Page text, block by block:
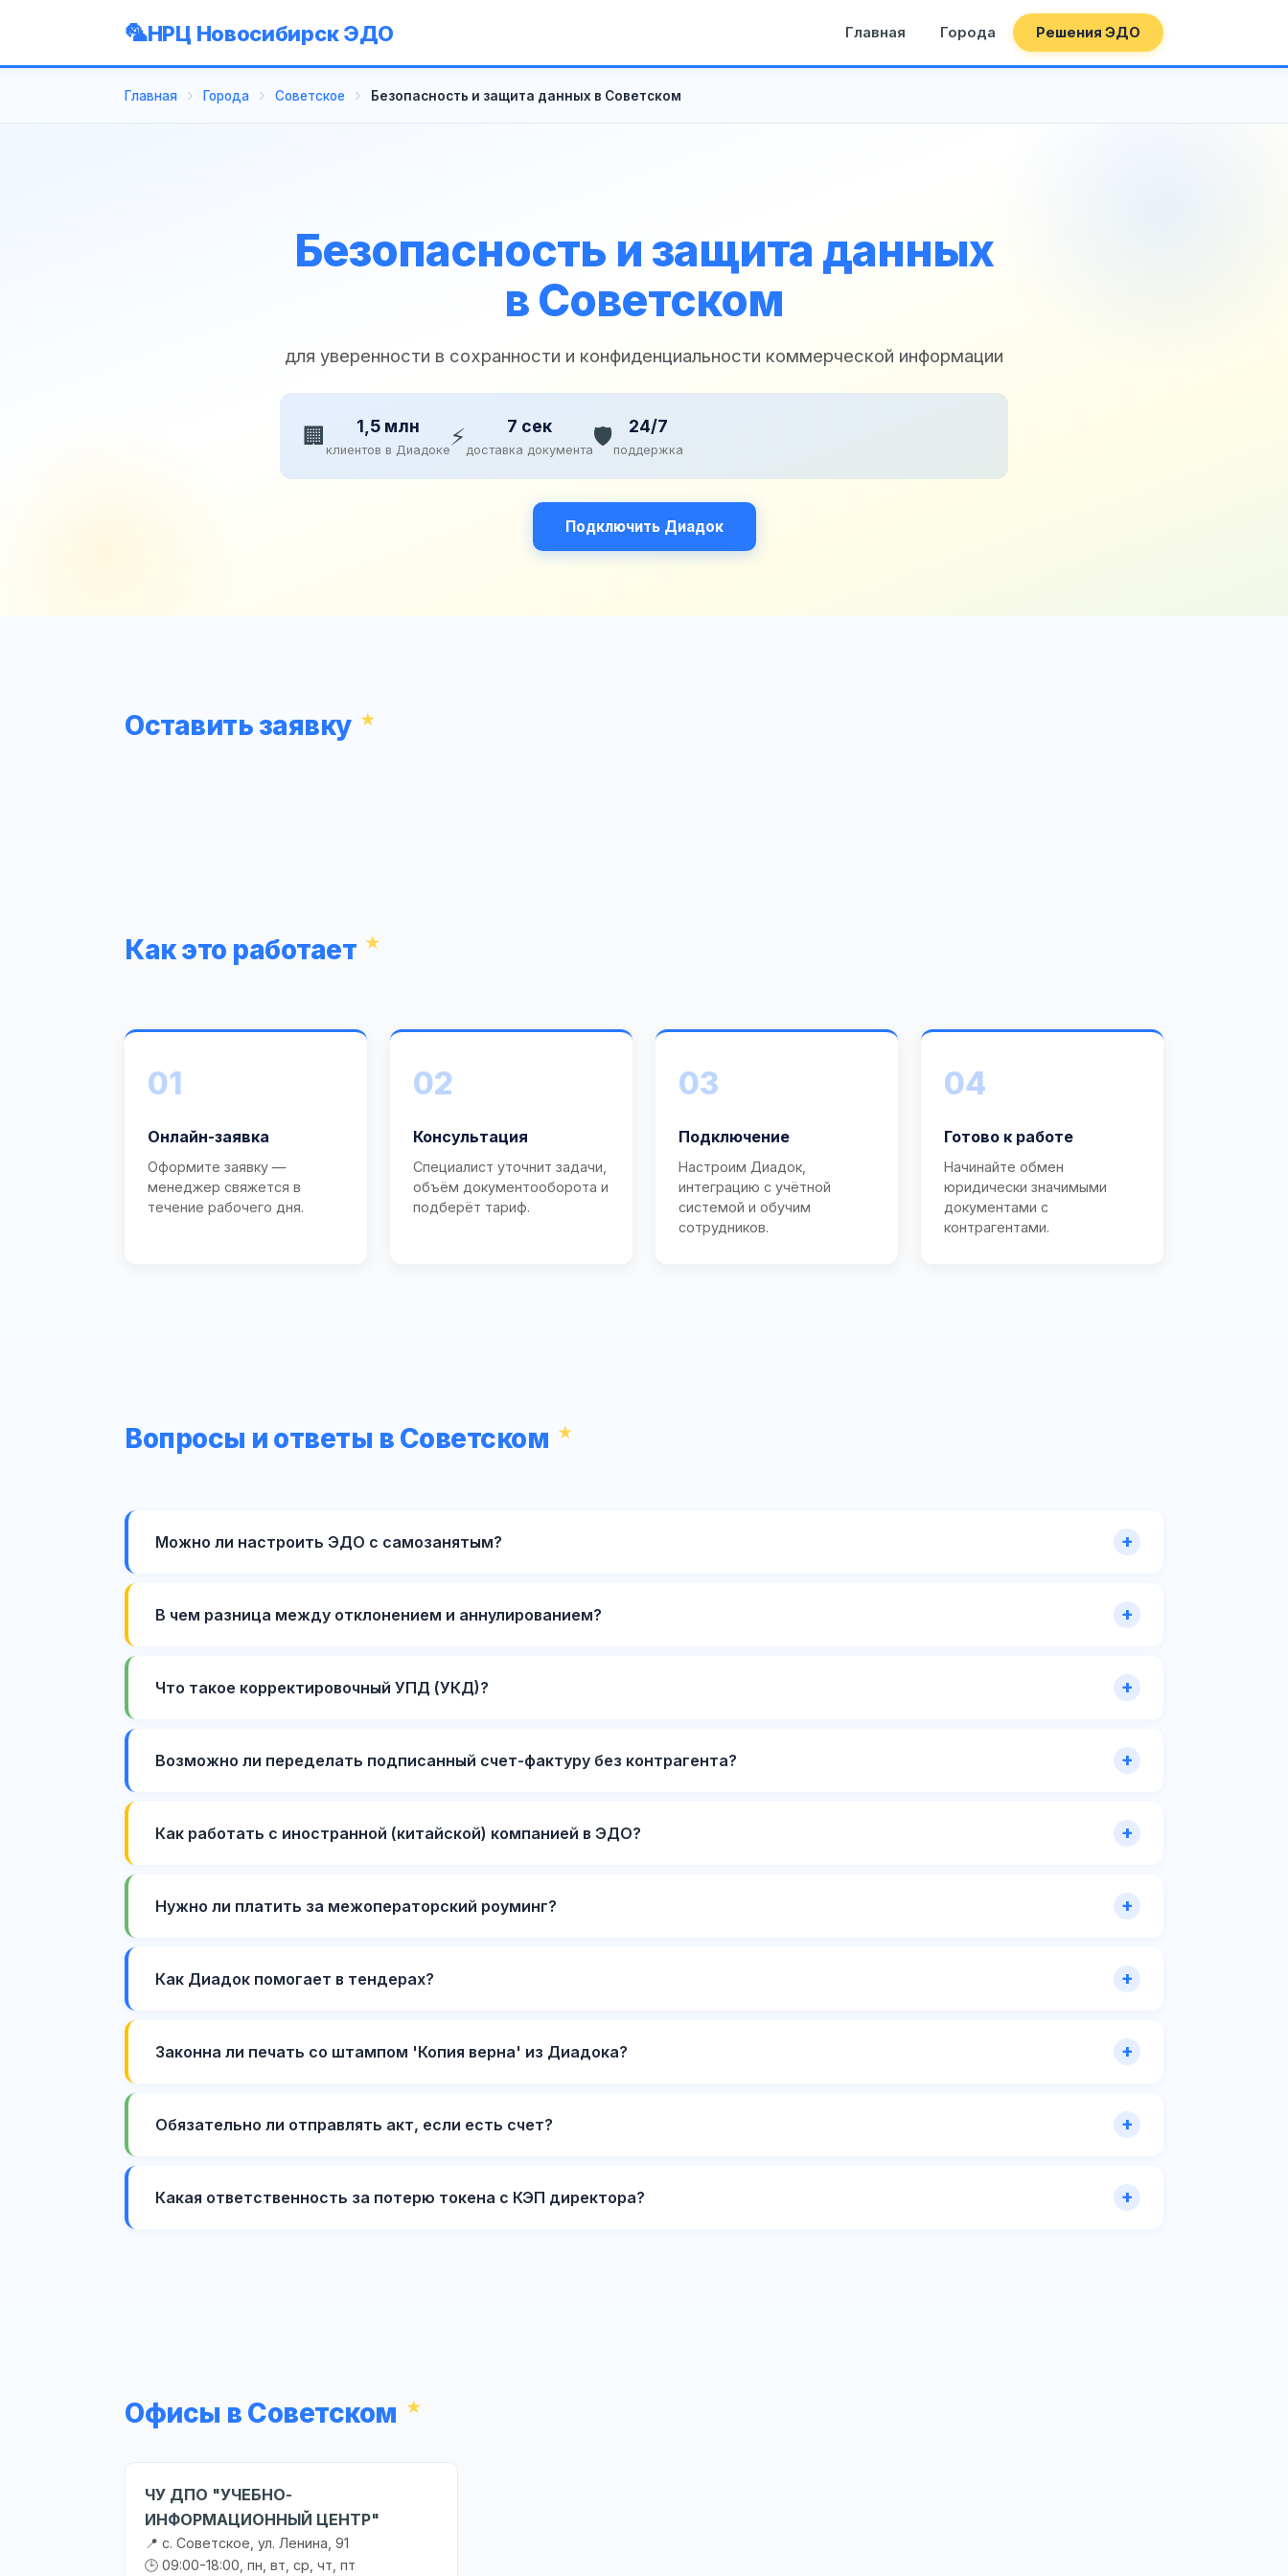
НРЦ Новосибирск ЭДО Главная Города Решения ЭДО
Главная Города Советское Безопасность и защита данных в Советском
Безопасность и защита данных
в Советском
для уверенности в сохранности и конфиденциальности коммерческой информации
🏢 1,5 млн
клиентов в Диадоке ⚡ 7 сек
доставка документа🛡️ 24/7
поддержка
Подключить Диадок
Оставить заявку
Как это работает
01
Онлайн-заявка
Оформите заявку —
менеджер свяжется в
течение рабочего дня.
02
Консультация
Специалист уточнит задачи,
объём документооборота и
подберёт тариф.
03
Подключение
Настроим Диадок,
интеграцию с учётной
системой и обучим
сотрудников.
04
Готово к работе
Начинайте обмен
юридически значимыми
документами с
контрагентами.
Вопросы и ответы в Советском
Можно ли настроить ЭДО с самозанятым?
В чем разница между отклонением и аннулированием?
Что такое корректировочный УПД (УКД)?
Возможно ли переделать подписанный счет-фактуру без контрагента?
Как работать с иностранной (китайской) компанией в ЭДО?
Нужно ли платить за межоператорский роуминг?
Как Диадок помогает в тендерах?
Законна ли печать со штампом 'Копия верна' из Диадока?
Обязательно ли отправлять акт, если есть счет?
Какая ответственность за потерю токена с КЭП директора?
Офисы в Советском
ЧУ ДПО "УЧЕБНО-
ИНФОРМАЦИОННЫЙ ЦЕНТР"
📍 с. Советское, ул. Ленина, 91
🕒 09:00-18:00, пн, вт, ср, чт, пт